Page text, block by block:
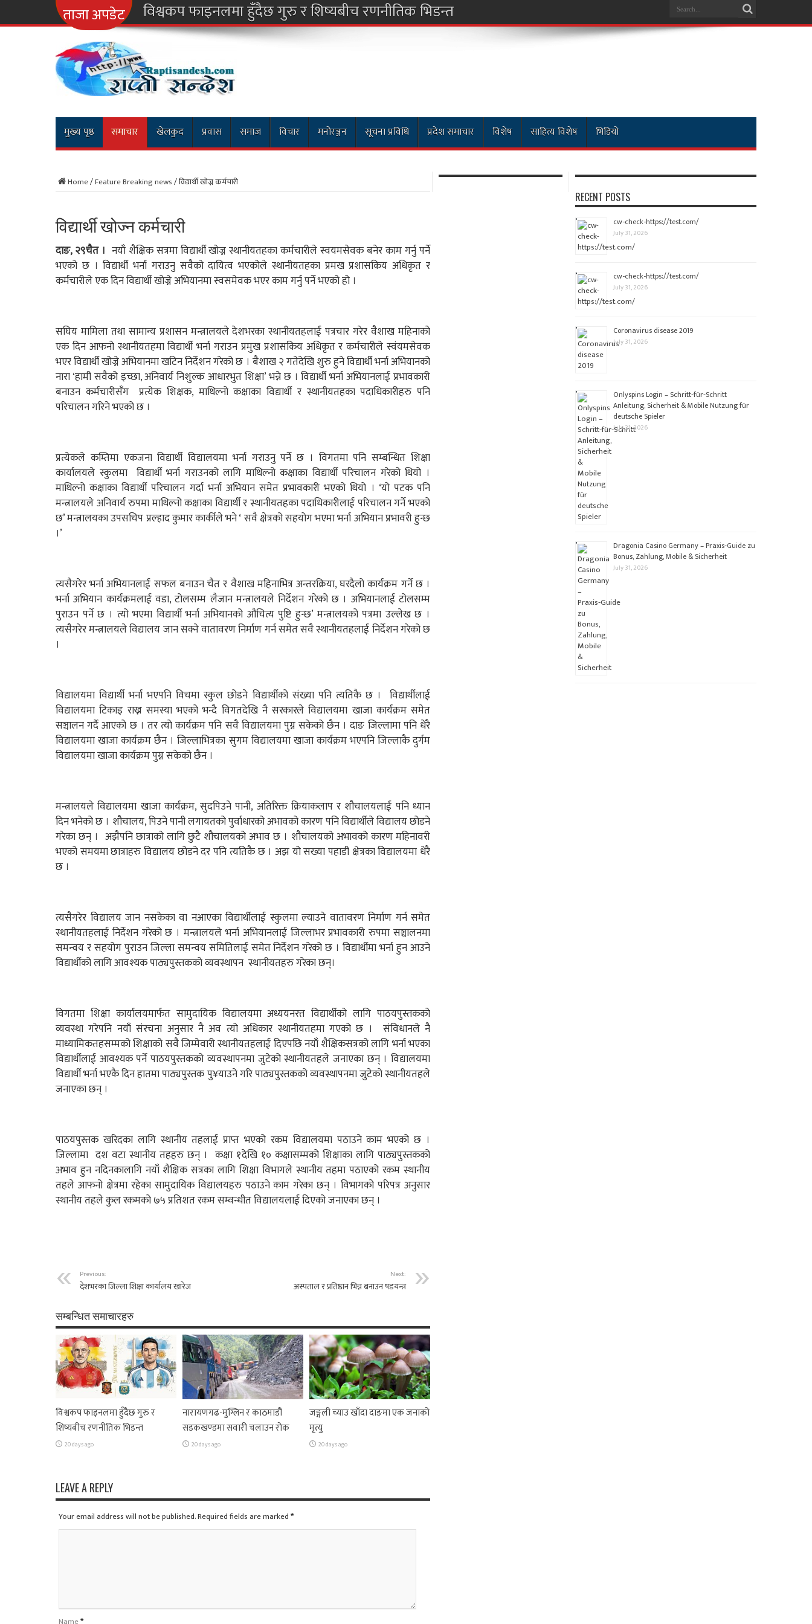
ताजा अपडेट नारायणगढ-मुग्
मुख्य पृष्ठ समाचार खेलकुद प्रवास समाज विचार मनोरञ्जन सूचना प्रविधि प्रदेश समाचार विशेष साहित्य विशेष भिडियो
Home/Feature Breaking news/विद्यार्थी खोज्न कर्मचारी
विद्यार्थी खोज्न कर्मचारी
दाङ, २९चैत । नयाँ शैक्षिक सत्रमा विद्यार्थी खोज्न स्थानीयतहका कर्मचारीले स्वयमसेवक बनेर काम गर्नु पर्ने
भएको छ । विद्यार्थी भर्ना गराउनु सवैको दायित्व भएकोले स्थानीयतहका प्रमख प्रशासकिय अधिकृत र
कर्मचारीले एक दिन विद्यार्थी खोज्ने अभियानमा स्वसमेवक भएर काम गर्नु पर्ने भएको हो ।
सघिय मामिला तथा सामान्य प्रशासन मन्त्रालयले देशभरका स्थानीयतहलाई पत्रचार गरेर वैशाख महिनाको
एक दिन आफनो स्थानीयतहमा विद्यार्थी भर्ना गराउन प्रमुख प्रशासकिय अधिकृत र कर्मचारीले स्वंयमसेवक
भएर विद्यार्थी खोज्ने अभियानमा खटिन निर्देशन गरेको छ । बैशाख २ गतेदेखि शुरु हुने विद्यार्थी भर्ना अभियानको
नारा ‘हामी सवैको इच्छा, अनिवार्य निशुल्क आधारभुत शिक्षा’ भन्ने छ । विद्यार्थी भर्ना अभियानलाई प्रभावकारी
बनाउन कर्मचारीसँग प्रत्येक शिक्षक, माथिल्नो कक्षाका विद्यार्थी र स्थानीयतहका पदाधिकारीहरु पनि
परिचालन गरिने भएको छ ।
प्रत्येकले कम्तिमा एकजना विद्यार्थी विद्यालयमा भर्ना गराउनु पर्ने छ । विगतमा पनि सम्बन्धित शिक्षा
कार्यालयले स्कुलमा विद्यार्थी भर्ना गराउनको लागि माथिल्नो कक्षाका विद्यार्थी परिचालन गरेको थियो ।
माथिल्नो कक्षाका विद्यार्थी परिचालन गर्दा भर्ना अभियान समेत प्रभावकारी भएको थियो । ‘यो पटक पनि
मन्त्रालयले अनिवार्य रुपमा माथिल्नो कक्षाका विद्यार्थी र स्थानीयतहका पदाधिकारीलाई परिचालन गर्ने भएको
छ’ मन्त्रालयका उपसचिप प्रल्हाद कुमार कार्कीले भने ‘ सवै क्षेत्रको सहयोग भएमा भर्ना अभियान प्रभावरी हुन्छ
।’
त्यसैगरेर भर्ना अभियानलाई सफल बनाउन चैत र वैशाख महिनाभित्र अन्तरक्रिया, घरदैलो कार्यक्रम गर्ने छ ।
भर्ना अभियान कार्यक्रमलाई वडा, टोलसम्म लैजान मन्त्रालयले निर्देशन गरेको छ । अभियानलाई टोलसम्म
पुराउन पर्ने छ । त्यो भएमा विद्यार्थी भर्ना अभियानको औचित्य पुष्टि हुन्छ’ मन्त्रालयको पत्रमा उल्लेख छ ।
त्यसैगरेर मन्त्रालयले विद्यालय जान सक्ने वातावरण निर्माण गर्न समेत सवै स्थानीयतहलाई निर्देशन गरेको छ
।
विद्यालयमा विद्यार्थी भर्ना भएपनि विचमा स्कुल छोडने विद्यार्थीको संख्या पनि त्यतिकै छ । विद्यार्थीलाई
विद्यालयमा टिकाइ राख्न समस्या भएको भन्दै विगतदेखि नै सरकारले विद्यालयमा खाजा कार्यक्रम समेत
सञ्चालन गर्दै आएको छ । तर त्यो कार्यक्रम पनि सवै विद्यालयमा पुग्न सकेको छैन । दाङ जिल्लामा पनि धेरै
विद्यालयमा खाजा कार्यक्रम छैन । जिल्लाभित्रका सुगम विद्यालयमा खाजा कार्यक्रम भएपनि जिल्लाकै दुर्गम
विद्यालयमा खाजा कार्यक्रम पुग्न सकेको छैन ।
मन्त्रालयले विद्यालयमा खाजा कार्यक्रम, सुदपिउने पानी, अतिरिक्त क्रियाकलाप र शौचालयलाई पनि ध्यान
दिन भनेको छ । शौचालय, पिउने पानी लगायतको पुर्वाधारको अभावको कारण पनि विद्यार्थीले विद्यालय छोडने
गरेका छन् । अझैपनि छात्राको लागि छुटै शौचालयको अभाव छ । शौचालयको अभावको कारण महिनावरी
भएको समयमा छात्राहरु विद्यालय छोडने दर पनि त्यतिकै छ । अझ यो सख्या पहाडी क्षेत्रका विद्यालयमा धेरै
छ ।
त्यसैगरेर विद्यालय जान नसकेका वा नआएका विद्यार्थीलाई स्कुलमा ल्याउने वातावरण निर्माण गर्न समेत
स्थानीयतहलाई निर्देशन गरेको छ । मन्त्रालयले भर्ना अभियानलाई जिल्लाभर प्रभावकारी रुपमा सञ्चालनमा
समन्वय र सहयोग पुराउन जिल्ला समन्वय समितिलाई समेत निर्देशन गरेको छ । विद्यार्थीमा भर्ना हुन आउने
विद्यार्थीको लागि आवश्यक पाठ्यपुस्तकको व्यवस्थापन स्थानीयतहरु गरेका छन्।
विगतमा शिक्षा कार्यालयमार्फत सामुदायिक विद्यालयमा अध्ययनरत्त विद्यार्थीको लागि पाठयपुस्तकको
व्यवस्था गरेपनि नयाँ संरचना अनुसार नै अव त्यो अधिकार स्थानीयतहमा गएको छ । संविधानले नै
माध्यामिकतहसम्मको शिक्षाको सवै जिम्मेवारी स्थानीयतहलाई दिएपछि नयाँ शैक्षिकसत्रको लागि भर्ना भएका
विद्यार्थीलाई आवश्यक पर्ने पाठयपुस्तकको व्यवस्थापनमा जुटेको स्थानीयतहले जनाएका छन् । विद्यालयमा
विद्यार्थी भर्ना भएकै दिन हातमा पाठ्यपुस्तक पु¥याउने गरि पाठ्यपुस्तकको व्यवस्थापनमा जुटेको स्थानीयतहले
जनाएका छन् ।
पाठयपुस्तक खरिदका लागि स्थानीय तहलाई प्राप्त भएको रकम विद्यालयमा पठाउने काम भएको छ ।
जिल्लामा दश वटा स्थानीय तहहरु छन् । कक्षा १देखि १० कक्षासम्मको शिक्षाका लागि पाठ्यपुस्तकको
अभाव हुन नदिनकालागि नयाँ शैक्षिक सत्रका लागि शिक्षा विभागले स्थानीय तहमा पठाएको रकम स्थानीय
तहले आफनो क्षेत्रमा रहेका सामुदायिक विद्यालयहरु पठाउने काम गरेका छन् । विभागको परिपत्र अनुसार
स्थानीय तहले कुल रकमको ७५ प्रतिशत रकम सम्वन्धीत विद्यालयलाई दिएको जनाएका छन् ।
Previous:
देशभरका जिल्ला शिक्षा कार्यालय खारेज
Next:
अस्पताल र प्रतिष्ठान भिन्न बनाउन षडयन्त्र
सम्बन्धित समाचारहरु
विश्वकप फाइनलमा हुँदैछ गुरु र
शिष्यबीच रणनीतिक भिडन्त
20 days ago
नारायणगढ-मुग्लिन र काठमाडौं
सडकखण्डमा सवारी चलाउन रोक
20 days ago
जङ्गली च्याउ खाँदा दाङमा एक जनाको
मृत्यु
20 days ago
LEAVE A REPLY
Your email address will not be published. Required fields are marked*
RECENT POSTS
cw-check-https://test.com/
July 31, 2026
cw-check-https://test.com/
July 31, 2026
Coronavirus disease 2019
July 31, 2026
Onlyspins Login – Schritt‑für‑Schritt
Anleitung, Sicherheit & Mobile Nutzung für
deutsche Spieler
July 31, 2026
Dragonia Casino Germany – Praxis‑Guide zu
Bonus, Zahlung, Mobile & Sicherheit
July 31, 2026